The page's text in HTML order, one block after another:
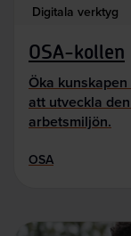
Digitala verktyg
OSA-kollen
Öka
att utveckla
arbetsmiljön.
OSA